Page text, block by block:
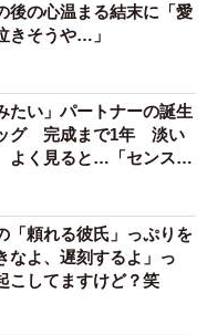
の心温まる結末に「愛
きそうや…」
たい」パートナーの誕生
ッグ 完成まで1年 淡い
く見ると…「センスす
「頼れる彼氏」っぷりを
よ、遅刻するよ」っ
してますけど？笑